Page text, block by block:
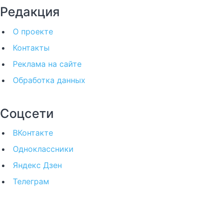
Редакция
О проекте
Контакты
Реклама на сайте
Обработка данных
Соцсети
ВКонтакте
Одноклассники
Яндекс Дзен
Телеграм